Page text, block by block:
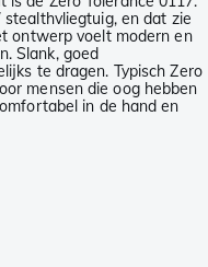
en dat zie
ontwerp voelt modern en
Slank, goed
te dragen. Typisch Zero
mensen die oog hebben
in de hand en